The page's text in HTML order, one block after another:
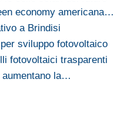
economy americana…
a Brindisi
sviluppo fotovoltaico
fotovoltaici trasparenti
aumentano la…